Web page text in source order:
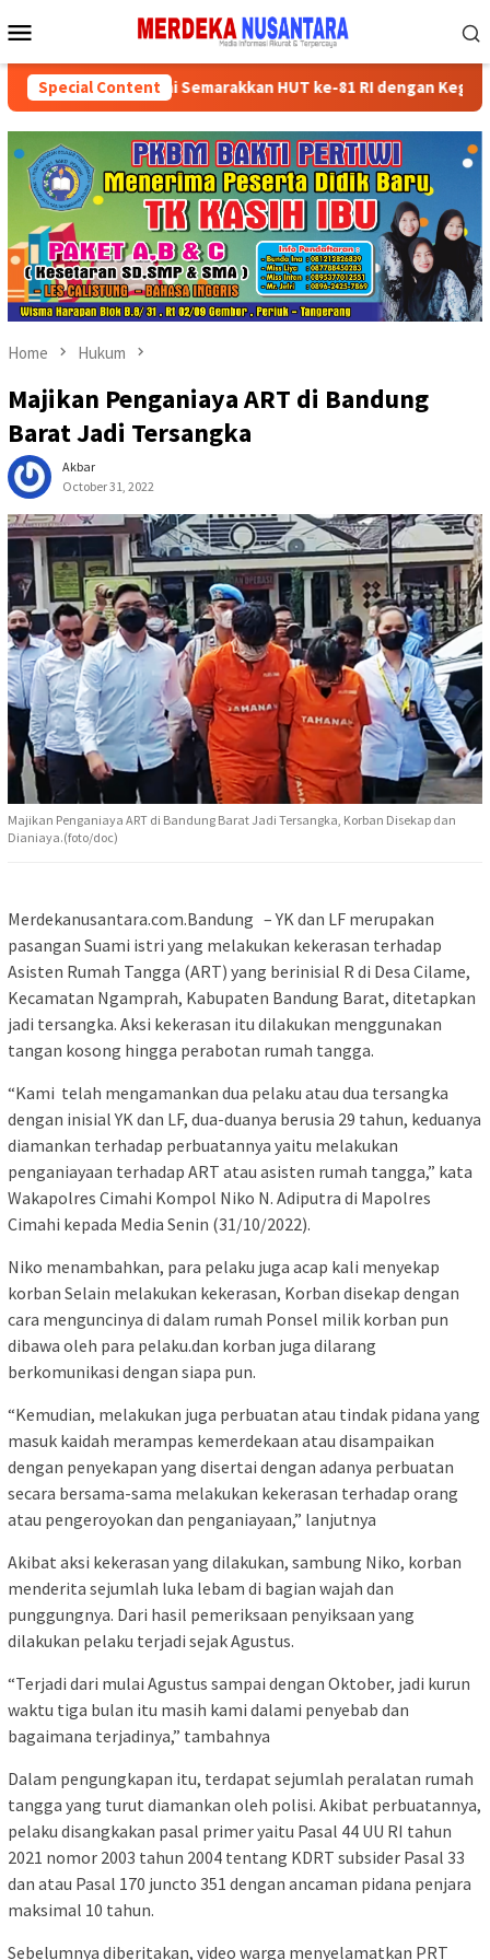
to
Menu
Special Content
Kader Partai Semarakkan HUT ke-81 RI dengan Kegiatan Sosial
Home Hukum
Majikan Penganiaya ART di Bandung
Barat Jadi Tersangka
Akbar
October 31, 2022
Majikan Penganiaya ART di Bandung Barat Jadi Tersangka, Korban Disekap dan
Dianiaya.(foto/doc)
Merdekanusantara.com.Bandung – YK dan LF merupakan
pasangan Suami istri yang melakukan kekerasan terhadap
Asisten Rumah Tangga (ART) yang berinisial R di Desa Cilame,
Kecamatan Ngamprah, Kabupaten Bandung Barat, ditetapkan
jadi tersangka. Aksi kekerasan itu dilakukan menggunakan
tangan kosong hingga perabotan rumah tangga.
“Kami telah mengamankan dua pelaku atau dua tersangka
dengan inisial YK dan LF, dua-duanya berusia 29 tahun, keduanya
diamankan terhadap perbuatannya yaitu melakukan
penganiayaan terhadap ART atau asisten rumah tangga,” kata
Wakapolres Cimahi Kompol Niko N. Adiputra di Mapolres
Cimahi kepada Media Senin (31/10/2022).
Niko menambahkan, para pelaku juga acap kali menyekap
korban Selain melakukan kekerasan, Korban disekap dengan
cara menguncinya di dalam rumah Ponsel milik korban pun
dibawa oleh para pelaku.dan korban juga dilarang
berkomunikasi dengan siapa pun.
“Kemudian, melakukan juga perbuatan atau tindak pidana yang
masuk kaidah merampas kemerdekaan atau disampaikan
dengan penyekapan yang disertai dengan adanya perbuatan
secara bersama-sama melakukan kekerasan terhadap orang
atau pengeroyokan dan penganiayaan,” lanjutnya
Akibat aksi kekerasan yang dilakukan, sambung Niko, korban
menderita sejumlah luka lebam di bagian wajah dan
punggungnya. Dari hasil pemeriksaan penyiksaan yang
dilakukan pelaku terjadi sejak Agustus.
“Terjadi dari mulai Agustus sampai dengan Oktober, jadi kurun
waktu tiga bulan itu masih kami dalami penyebab dan
bagaimana terjadinya,” tambahnya
Dalam pengungkapan itu, terdapat sejumlah peralatan rumah
tangga yang turut diamankan oleh polisi. Akibat perbuatannya,
pelaku disangkakan pasal primer yaitu Pasal 44 UU RI tahun
2021 nomor 2003 tahun 2004 tentang KDRT subsider Pasal 33
dan atau Pasal 170 juncto 351 dengan ancaman pidana penjara
maksimal 10 tahun.
Sebelumnya diberitakan, video warga menyelamatkan PRT